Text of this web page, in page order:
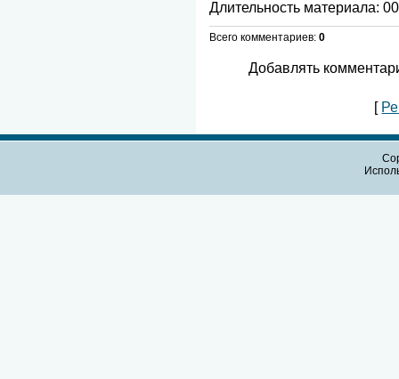
Длительность материала:
Всего комментариев: 0
Добавлять
[